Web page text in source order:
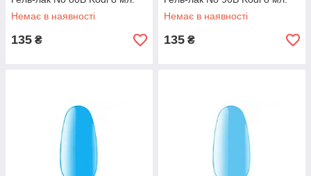
Немає в наявності
135 ₴
Немає в наявності
135 ₴